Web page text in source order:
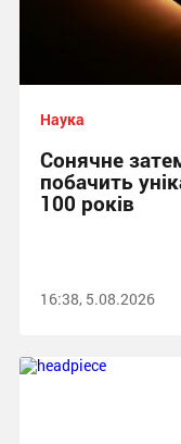
Наука
Сонячне
побачить
100 років
16:38, 5.08.2026